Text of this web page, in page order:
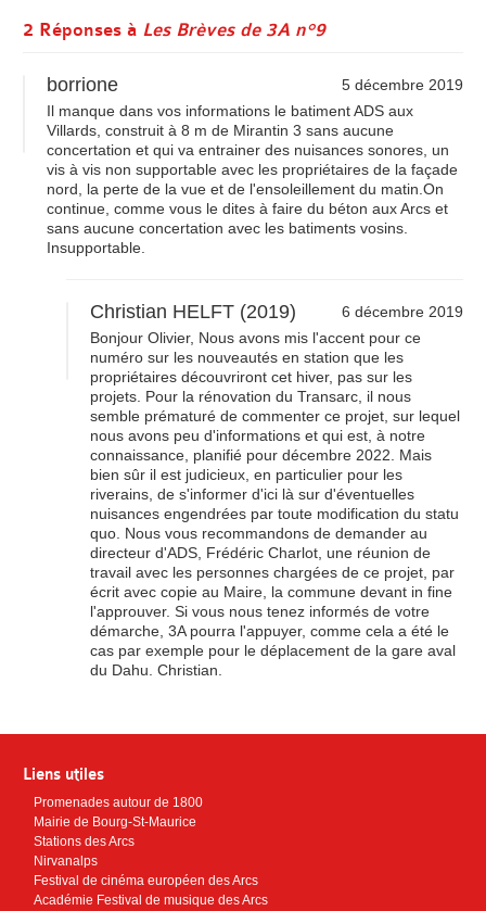
2 Réponses à Les Brèves de 3A n°9
borrione
5 décembre 2019
Il manque dans vos informations le batiment ADS aux
Villards, construit à 8 m de Mirantin 3 sans aucune
concertation et qui va entrainer des nuisances sonores, un
vis à vis non supportable avec les propriétaires de la façade
nord, la perte de la vue et de l'ensoleillement du matin.On
continue, comme vous le dites à faire du béton aux Arcs et
sans aucune concertation avec les batiments vosins.
Insupportable.
Christian HELFT (2019)
6 décembre 2019
Bonjour Olivier, Nous avons mis l'accent pour ce
numéro sur les nouveautés en station que les
propriétaires découvriront cet hiver, pas sur les
projets. Pour la rénovation du Transarc, il nous
semble prématuré de commenter ce projet, sur lequel
nous avons peu d'informations et qui est, à notre
connaissance, planifié pour décembre 2022. Mais
bien sûr il est judicieux, en particulier pour les
riverains, de s'informer d'ici là sur d'éventuelles
nuisances engendrées par toute modification du statu
quo. Nous vous recommandons de demander au
directeur d'ADS, Frédéric Charlot, une réunion de
travail avec les personnes chargées de ce projet, par
écrit avec copie au Maire, la commune devant in fine
l'approuver. Si vous nous tenez informés de votre
démarche, 3A pourra l'appuyer, comme cela a été le
cas par exemple pour le déplacement de la gare aval
du Dahu. Christian.
Liens utiles
Promenades autour de 1800
Mairie de Bourg-St-Maurice
Stations des Arcs
Nirvanalps
Festival de cinéma européen des Arcs
Académie Festival de musique des Arcs